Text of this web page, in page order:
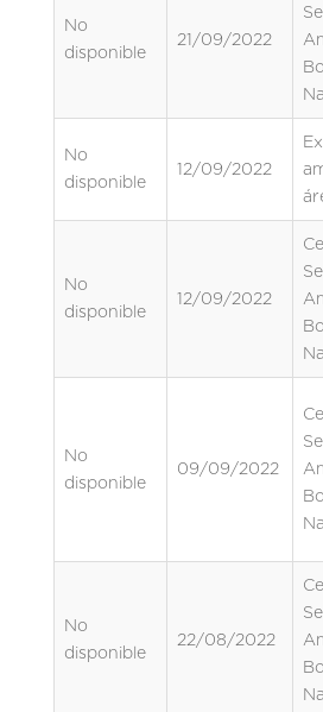
No
disponible
21/09/2022
No
disponible
12/09/2022
No
disponible
12/09/2022
No
disponible
09/09/2022
No
disponible
22/08/2022